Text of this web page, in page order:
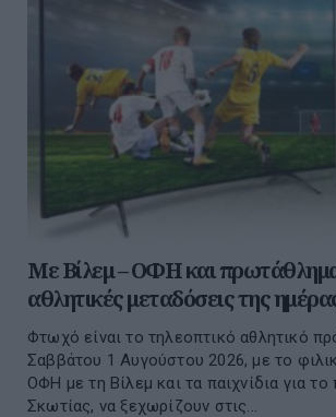
Με Βίλεμ – ΟΦΗ και
αθλητικές μεταδόσεις της
Φτωχό είναι το τηλεοπτικό αθλητικό
Σαββάτου 1 Αυγούστου 2026, με το
ΟΦΗ με τη Βίλεμ και τα παιχνίδια για
Σκωτίας, να ξεχωρίζουν στις...